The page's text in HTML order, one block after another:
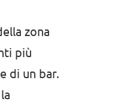
zona
più
di un bar.